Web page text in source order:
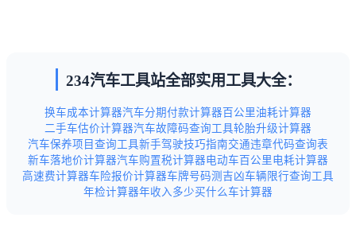
234汽车工具站全部实用工具大全：
换车成本计算器汽车分期付款计算器百公里油耗计算器
二手车估价计算器汽车故障码查询工具轮胎升级计算器
汽车保养项目查询工具新手驾驶技巧指南交通违章代码查询表
新车落地价计算器汽车购置税计算器电动车百公里电耗计算器
高速费计算器车险报价计算器车牌号码测吉凶车辆限行查询工具
年检计算器年收入多少买什么车计算器